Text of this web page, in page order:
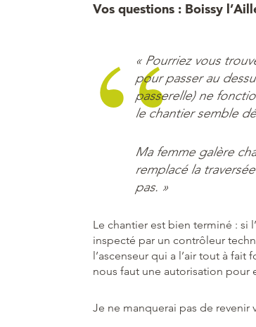
Vos questions : Boissy
« Pourriez vous
pour passer au
passerelle) ne
le chantier semble
Ma femme galère
remplacé la
pas. »
Le chantier est bien terminé : si
inspecté par un contrôleur
l’ascenseur qui a l’air tout à
nous faut une autorisation pour
Je ne manquerai pas de revenir